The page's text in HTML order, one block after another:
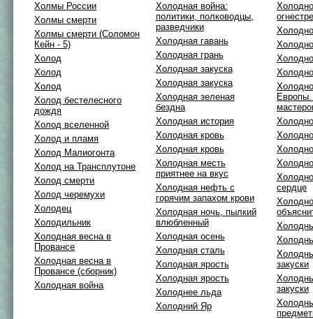
Холмы России
Холмы смерти
Холмы смерти (Соломон
Кейн - 5)
Холод
Холод
Холод
Холод бестелесного
дождя
Холод вселенной
Холод и пламя
Холод Малиогонта
Холод на Трансплутоне
Холод смерти
Холод черемухи
Холодец
Холодильник
Холодная весна в
Провансе
Холодная весна в
Провансе (сборник)
Холодная война
Холодная война:
политики, полководцы,
разведчики
Холодная гавань
Холодная грань
Холодная закуска
Холодная закуска
Холодная зеленая
бездна
Холодная истоpия
Холодная кровь
Холодная кровь
Холодная месть
приятнее на вкус
Холодная нефть с
горячим запахом крови
Холодная ночь, пылкий
влюбленный
Холодная осень
Холодная сталь
Холодная ярость
Холодная ярость
Холоднее льда
Холодний Яр
сердце
закуски
закуски